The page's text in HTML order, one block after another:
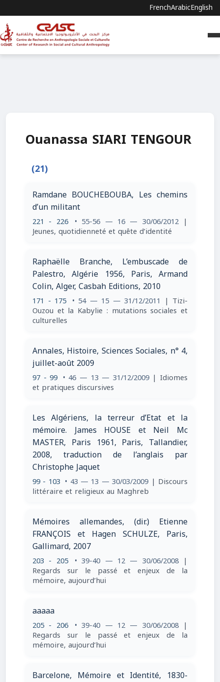
FrenchArabicEnglish
Ouanassa SIARI TENGOUR
(21)
Ramdane BOUCHEBOUBA, Les chemins
d’un militant
221 - 226 • 55-56 — 16 — 30/06/2012 |
Jeunes, quotidienneté et quête d’identité
Raphaëlle Branche, L’embuscade de
Palestro, Algérie 1956, Paris, Armand
Colin, Alger, Casbah Editions, 2010
171 - 175 • 54 — 15 — 31/12/2011 | Tizi-
Ouzou et la Kabylie : mutations sociales et
culturelles
Annales, Histoire, Sciences Sociales, n° 4,
juillet-août 2009
97 - 99 • 46 — 13 — 31/12/2009 | Idiomes
et pratiques discursives
Les Algériens, la terreur d’Etat et la
mémoire. James HOUSE et Neil Mc
MASTER, Paris 1961, Paris, Tallandier,
2008, traduction de l’anglais par
Christophe Jaquet
99 - 103 • 43 — 13 — 30/03/2009 | Discours
littéraire et religieux au Maghreb
Mémoires allemandes, (dir.) Etienne
FRANÇOIS et Hagen SCHULZE, Paris,
Gallimard, 2007
203 - 205 • 39-40 — 12 — 30/06/2008 |
Regards sur le passé et enjeux de la
mémoire, aujourd’hui
aaaaa
205 - 206 • 39-40 — 12 — 30/06/2008 |
Regards sur le passé et enjeux de la
mémoire, aujourd’hui
Barcelone, Mémoire et Identité, 1830-